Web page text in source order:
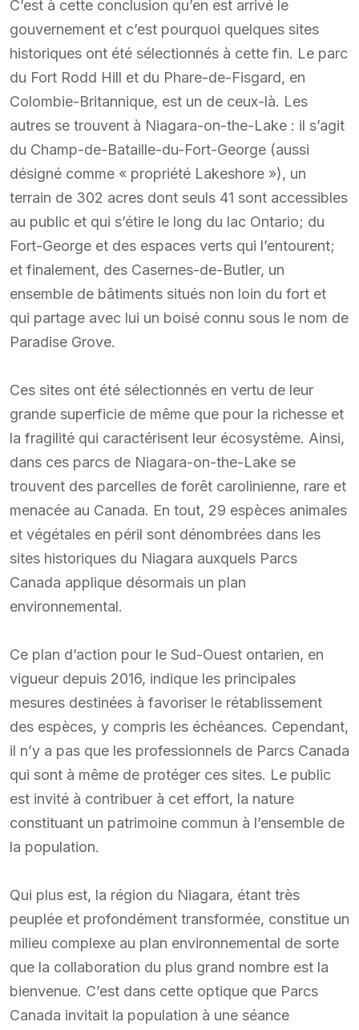
C’est à cette conclusion qu’en est arrivé le
gouvernement et c’est pourquoi quelques sites
historiques ont été sélectionnés à cette fin. Le parc
du Fort Rodd Hill et du Phare-de-Fisgard, en
Colombie-Britannique, est un de ceux-là. Les
autres se trouvent à Niagara-on-the-Lake : il s’agit
du Champ-de-Bataille-du-Fort-George (aussi
désigné comme « propriété Lakeshore »), un
terrain de 302 acres dont seuls 41 sont accessibles
au public et qui s’étire le long du lac Ontario; du
Fort-George et des espaces verts qui l’entourent;
et finalement, des Casernes-de-Butler, un
ensemble de bâtiments situés non loin du fort et
qui partage avec lui un boisé connu sous le nom de
Paradise Grove.
Ces sites ont été sélectionnés en vertu de leur
grande superficie de même que pour la richesse et
la fragilité qui caractérisent leur écosystème. Ainsi,
dans ces parcs de Niagara-on-the-Lake se
trouvent des parcelles de forêt carolinienne, rare et
menacée au Canada. En tout, 29 espèces animales
et végétales en péril sont dénombrées dans les
sites historiques du Niagara auxquels Parcs
Canada applique désormais un plan
environnemental.
Ce plan d’action pour le Sud-Ouest ontarien, en
vigueur depuis 2016, indique les principales
mesures destinées à favoriser le rétablissement
des espèces, y compris les échéances. Cependant,
il n’y a pas que les professionnels de Parcs Canada
qui sont à même de protéger ces sites. Le public
est invité à contribuer à cet effort, la nature
constituant un patrimoine commun à l’ensemble de
la population.
Qui plus est, la région du Niagara, étant très
peuplée et profondément transformée, constitue un
milieu complexe au plan environnemental de sorte
que la collaboration du plus grand nombre est la
bienvenue. C’est dans cette optique que Parcs
Canada invitait la population à une séance